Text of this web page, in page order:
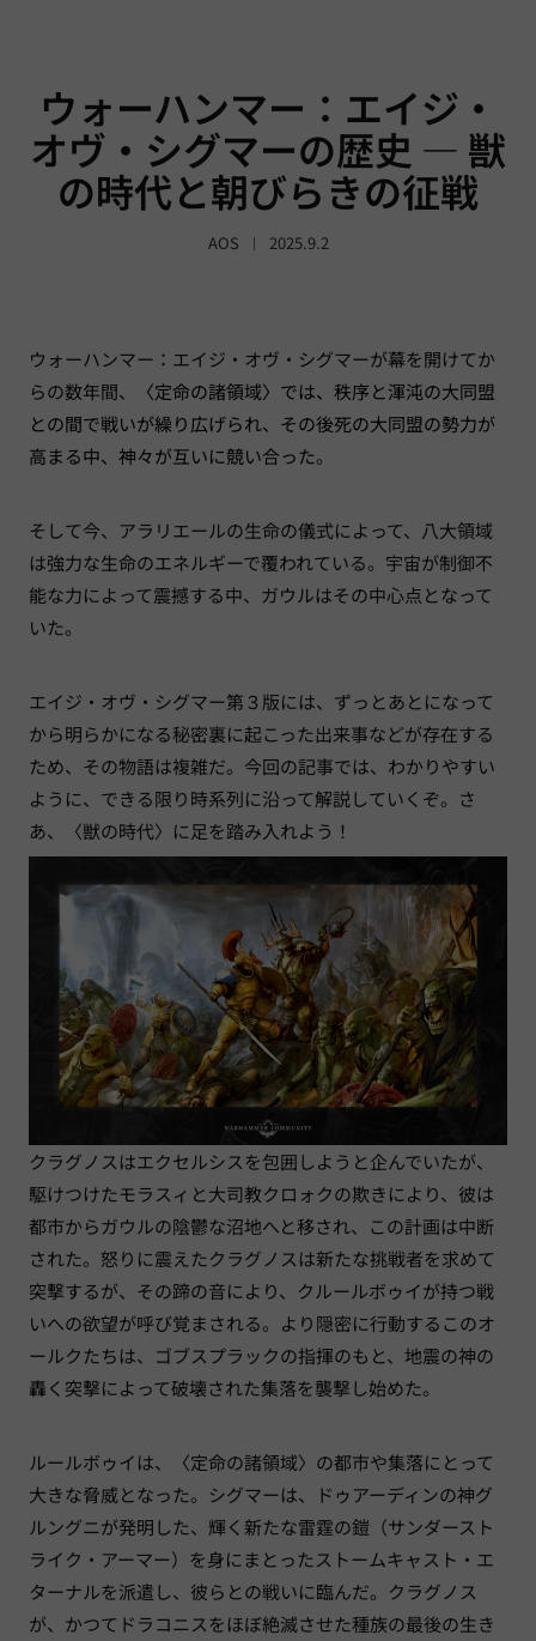
ウォーハンマー：エイジ・
オヴ・シグマーの歴史 — 獣
の時代と朝びらきの征戦
AOS 2025.9.2
ウォーハンマー：エイジ・オヴ・シグマーが幕を開けてか
らの数年間、
〈定命の諸領域〉では、秩序と渾沌の大同盟
との間で戦いが繰り広げられ、 その後死の大同盟の勢力が
高まる中、神々が互いに競い合った。
そして今、アラリエールの生命の儀式によって、八大領域
は強力な生命のエネルギーで覆われている。宇宙が制御不
能な力によって震撼する中、ガウルはその中心点となって
いた。
エイジ・オヴ・シグマー第３版には、ずっとあとになって
から明らかになる秘密裏に起こった出来事などが存在する
ため、その物語は複雑だ。今回の記事では、わかりやすい
ように、できる限り時系列に沿って解説していくぞ。さ
あ、〈獣の時代〉に足を踏み入れよう！
クラグノスはエクセルシスを包囲しようと企んでいたが、
駆けつけたモラスィと大司教クロォクの欺きにより、彼は
都市からガウルの陰鬱な沼地へと移され、この計画は中断
された。怒りに震えたクラグノスは新たな挑戦者を求めて
突撃するが、その蹄の音により、クルールボゥイが持つ戦
いへの欲望が呼び覚まされる。より隠密に行動するこのオ
ールクたちは、ゴブスプラックの指揮のもと、地震の神の
轟く突撃によって破壊された集落を襲撃し始めた。
ルールボゥイは、〈定命の諸領域〉の都市や集落にとって
大きな脅威となった。シグマーは、ドゥアーディンの神グ
ルングニが発明した、輝く新たな雷霆の鎧（サンダースト
ライク・アーマー）を身にまとったストームキャスト・エ
ターナルを派遣し、彼らとの戦いに臨んだ。クラグノス
が、かつてドラコニスをほぼ絶滅させた種族の最後の生き